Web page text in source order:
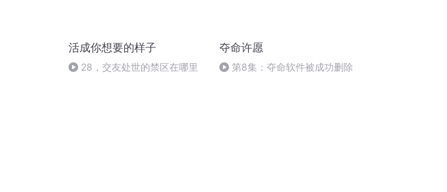
活成你想要的样子
28，交友处世的禁区在哪里
夺命许愿
第8集：夺命软件被成功删除